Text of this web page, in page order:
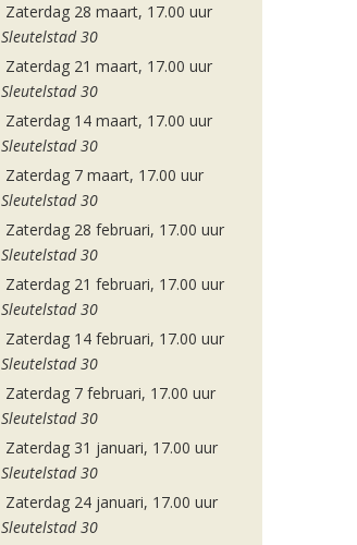
Zaterdag 28 maart, 17.00 uur
Sleutelstad 30
Zaterdag 21 maart, 17.00 uur
Sleutelstad 30
Zaterdag 14 maart, 17.00 uur
Sleutelstad 30
Zaterdag 7 maart, 17.00 uur
Sleutelstad 30
Zaterdag 28 februari, 17.00 uur
Sleutelstad 30
Zaterdag 21 februari, 17.00 uur
Sleutelstad 30
Zaterdag 14 februari, 17.00 uur
Sleutelstad 30
Zaterdag 7 februari, 17.00 uur
Sleutelstad 30
Zaterdag 31 januari, 17.00 uur
Sleutelstad 30
Zaterdag 24 januari, 17.00 uur
Sleutelstad 30